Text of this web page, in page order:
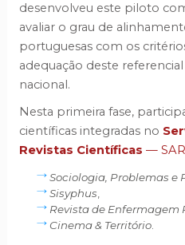
desenvolveu este piloto
avaliar o grau de
portuguesas com os
adequação deste
nacional.
Nesta primeira fase,
científicas integradas no
Revistas Científicas —
Sociologia, Problemas e
Sisyphus,
Revista de Enfermagem
Cinema & Território.